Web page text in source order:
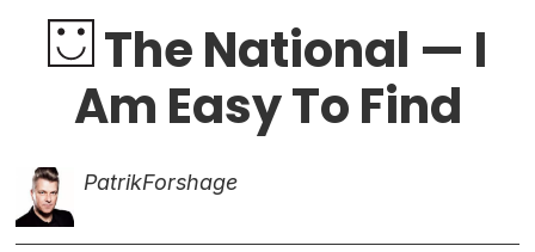
The National — I
Am Easy To Find
PatrikForshage